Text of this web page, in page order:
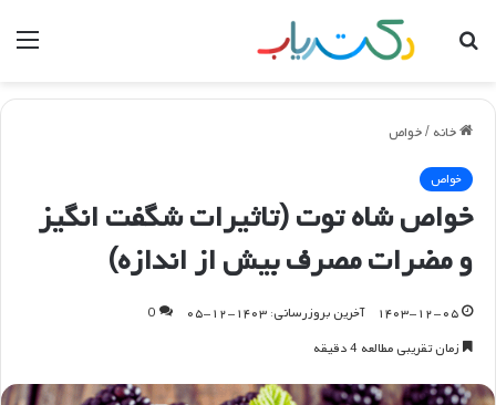
جستجو
خانه /خواص
خواص
خواص شاه توت (تاثیرات شگفت انگیز
و مضرات مصرف بیش از اندازه)
۱۴۰۳-۱۲-۰۵ آخرین بروزرسانی: ۱۴۰۳-۱۲-۰۵
0
زمان تقریبی مطالعه 4 دقیقه